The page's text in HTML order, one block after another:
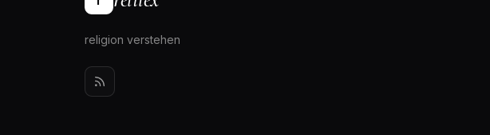
religion verstehen